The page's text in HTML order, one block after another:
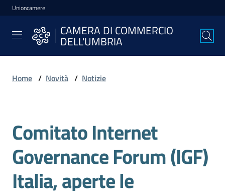
Vai al contenuto
Vai alla navigazione
Vai al footer
Unioncamere
CAMERA DI COMMERCIO
DELL'UMBRIA
CAMERA DI
COMMERCIO
DELL'UMBRIA
Avviare
l'Impresa
Home / Novità / Notizie
Salta al contenuto
Comitato Internet
Governance Forum (IGF)
Italia, aperte le